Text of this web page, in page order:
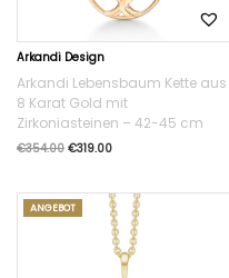
Arkandi Design
Arkandi Lebensbaum Kette aus
8 Karat Gold mit
Zirkoniasteinen – 42-45 cm
€354.00 €319.00
ANGEBOT